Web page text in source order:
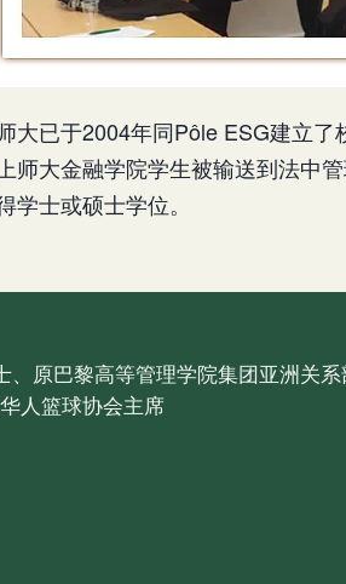
大已于2004年同Pôle ESG建立
师大金融学院学生被输送到法中
学士或硕士学位。
原巴黎高等管理学院集团亚洲关
人篮球协会主席